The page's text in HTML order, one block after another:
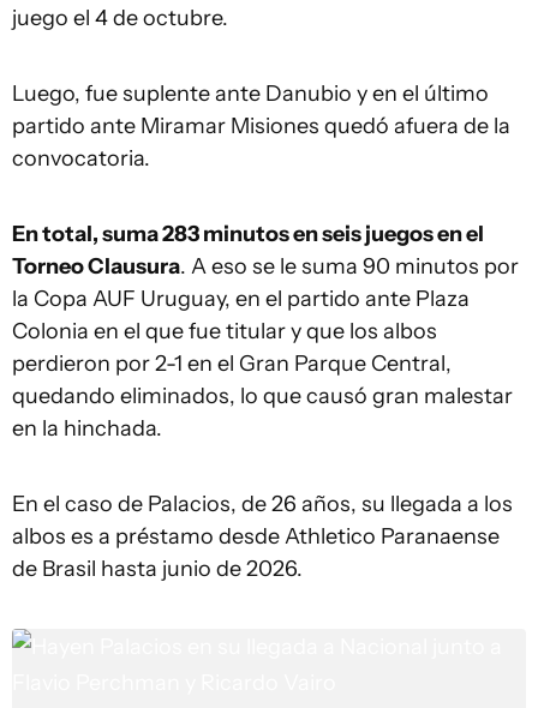
juego el 4 de octubre.
Luego, fue suplente ante Danubio y en el último
partido ante Miramar Misiones quedó afuera de la
convocatoria.
En total, suma 283 minutos en seis juegos en el
Torneo Clausura. A eso se le suma 90 minutos por
la Copa AUF Uruguay, en el partido ante Plaza
Colonia en el que fue titular y que los albos
perdieron por 2-1 en el Gran Parque Central,
quedando eliminados, lo que causó gran malestar
en la hinchada.
En el caso de Palacios, de 26 años, su llegada a los
albos es a préstamo desde Athletico Paranaense
de Brasil hasta junio de 2026.